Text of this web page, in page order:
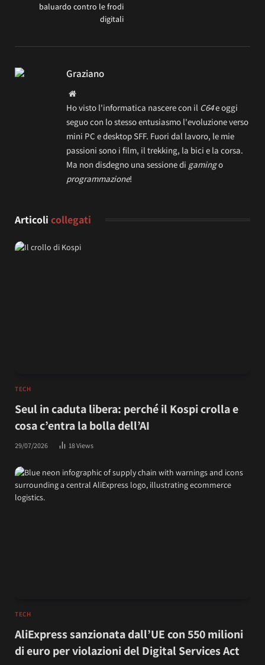
baluardo contro le frodi
digitali
Graziano
Website
Ho visto l'informatica nascere con il C64e oggi
seguo con lo stesso entusiasmo l'evoluzione verso
mini PC e desktop SFF. Fuori dal lavoro, le mie
passioni sono i film, il trekking, la bici e la corsa.
Ma non disdegno una sessione di gamingo
programmazione!
Articoli collegati
TECH
Seul in caduta libera: perché il Kospi crolla e
cosa c’entra la bolla dell’AI
29/07/2026 18Views
TECH
AliExpress sanzionata dall’UE con 550 milioni
di euro per violazioni del Digital Services Act